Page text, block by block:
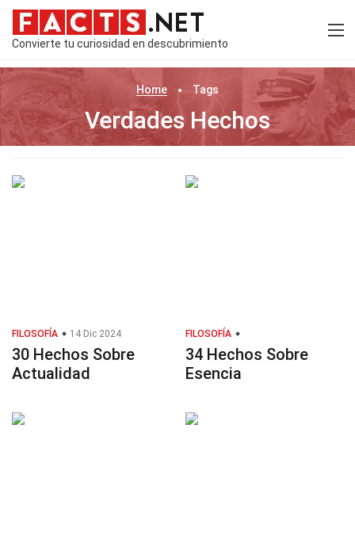
Convierte tu curiosidad en descubrimiento
Home Tags
Verdades Hechos
FILOSOFÍA 14 Dic 2024
30 Hechos Sobre
Actualidad
FILOSOFÍA
34 Hechos Sobre
Esencia